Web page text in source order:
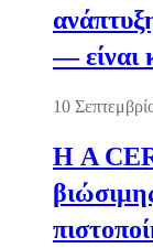
— είναι
10
Η A